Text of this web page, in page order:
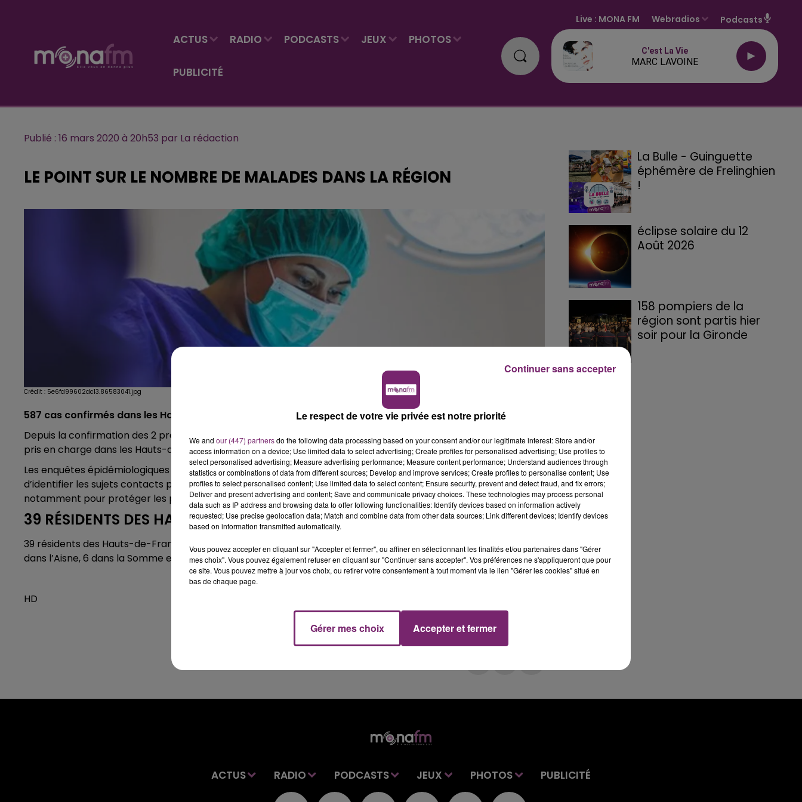
ACTUS RADIO PODCASTS JEUX PHOTOS
PUBLICITÉ
Live : MONA FM Webradios Podcasts
C'est La Vie
MARC LAVOINE
Publié : 16 mars 2020 à 20h53 par La rédaction
LE POINT SUR LE NOMBRE DE MALADES DANS LA RÉGION
Crédit : 5e6fd99602dc13.86583041.jpg
587 cas confirmés dans les Hauts-de-France
Depuis la confirmation des 2 premiers cas de Coronavirus dans l’Oise le 25 février, 587 cas confirmés ont été
pris en charge dans les Hauts-de-France.
Les enquêtes épidémiologiques sont en cours afin de s’assurer de la meilleure prise en charge des personnes,
d’identifier les sujets contacts pouvant présenter un risque, de prendre les mesures de gestion appropriées,
notamment pour protéger les personnes fragiles et ralentir la propagation du virus.
39 RÉSIDENTS DES HAUTS-DE-FRANCE DÉCÉDÉS
39 résidents des Hauts-de-France porteurs du coronavirus sont décédés depuis le 25 février : 28 dans l’Oise, 4
dans l’Aisne, 6 dans la Somme et 1 dans le Pas-de-Calais.
HD
La Bulle - Guinguette
éphémère de Frelinghien
!
éclipse solaire du 12
Août 2026
158 pompiers de la
région sont partis hier
soir pour la Gironde
ACTUS RADIO PODCASTS JEUX PHOTOS PUBLICITÉ
Le respect de votre vie privée est notre priorité
We and our (447) partnersdo the following data processing based on your consent and/or our legitimate interest: Store and/or
access information on a device; Use limited data to select advertising; Create profiles for personalised advertising; Use profiles to
select personalised advertising; Measure advertising performance; Measure content performance; Understand audiences through
statistics or combinations of data from different sources; Develop and improve services; Create profiles to personalise content; Use
profiles to select personalised content; Use limited data to select content; Ensure security, prevent and detect fraud, and fix errors;
Deliver and present advertising and content; Save and communicate privacy choices. These technologies may process personal
data such as IP address and browsing data to offer following functionalities: Identify devices based on information actively
requested; Use precise geolocation data; Match and combine data from other data sources; Link different devices; Identify devices
based on information transmitted automatically.
Vous pouvez accepter en cliquant sur "Accepter et fermer", ou affiner en sélectionnant les finalités et/ou partenaires dans "Gérer
mes choix". Vous pouvez également refuser en cliquant sur "Continuer sans accepter". Vos préférences ne s'appliqueront que pour
ce site. Vous pouvez mettre à jour vos choix, ou retirer votre consentement à tout moment via le lien "Gérer les cookies" situé en
bas de chaque page.
Gérer mes choix Accepter et fermer
Continuer sans accepter